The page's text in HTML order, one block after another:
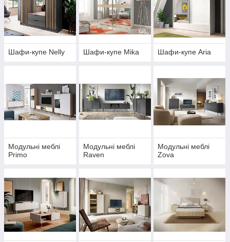
Шафи-купе Nelly Шафи-купе Mika Шафи-купе Aria
Модульні меблі
Primo
Модульні меблі
Raven
Модульні меблі
Zova